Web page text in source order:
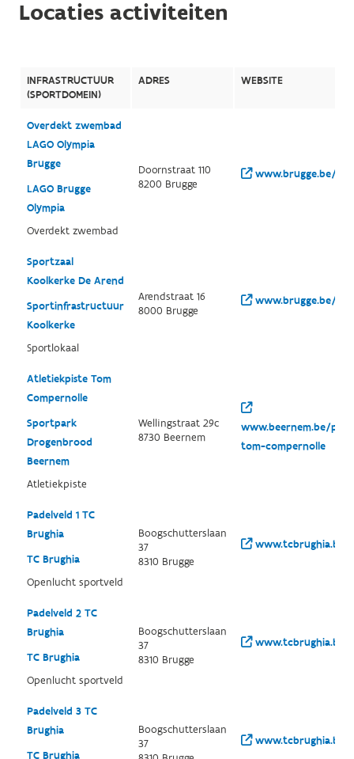
Locaties activiteiten
INFRASTRUCTUUR
(SPORTDOMEIN)
ADRES WEBSITE
Overdekt zwembad
LAGO Olympia
Brugge
LAGO Brugge
Olympia
Overdekt zwembad
Doornstraat 110
8200 Brugge
www.brugge.be/
Sportzaal
Koolkerke De Arend
Sportinfrastructuur
Koolkerke
Sportlokaal
Arendstraat 16
8000 Brugge
www.brugge.be/
Atletiekpiste Tom
Compernolle
Sportpark
Drogenbrood
Beernem
Atletiekpiste
Wellingstraat 29c
8730 Beernem
www.beernem.be/
tom-compernolle
Padelveld 1 TC
Brughia
TC Brughia
Openlucht sportveld
Boogschutterslaan
37
8310 Brugge
www.tcbrughia.be/
Padelveld 2 TC
Brughia
TC Brughia
Openlucht sportveld
Boogschutterslaan
37
8310 Brugge
www.tcbrughia.be/
Padelveld 3 TC
Brughia
TC Brughia
Boogschutterslaan
37
www.tcbrughia.be/